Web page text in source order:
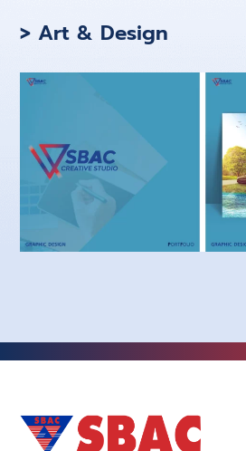
> Art & Design